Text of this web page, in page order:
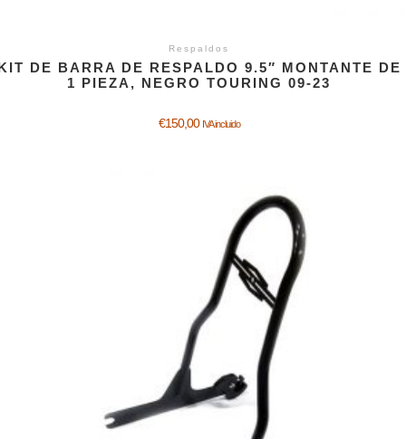
Respaldos
DE BARRA DE RESPALDO 9.5″ MONTANTE DE
1 PIEZA, NEGRO TOURING 09-23
€150,00 IVA incluido